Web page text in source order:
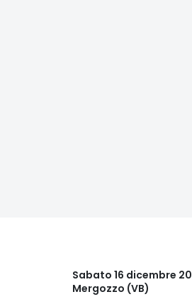
Sabato 16 dicembre
Mergozzo (VB)